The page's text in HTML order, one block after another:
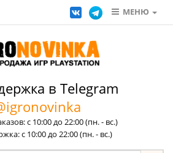
МЕНЮ
в Telegram
с 10:00 до 22:00 (пн. - вс.)
с 10:00 до 22:00 (пн. - вс.)